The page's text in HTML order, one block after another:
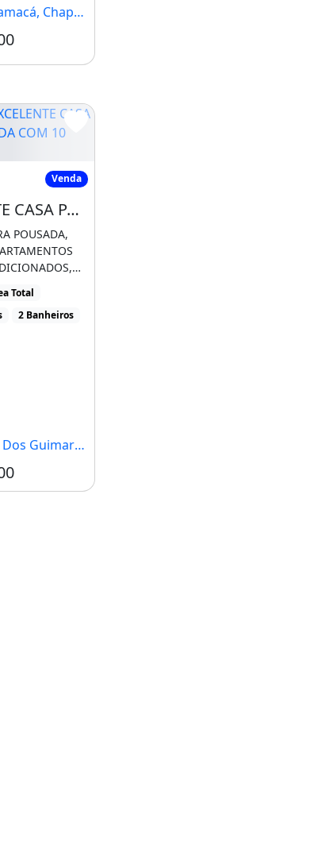
Dos Guimarães - MT
CHAPADA
CASA PARA POUSADA COM 10 SUITES
Venda
EXCELENTE CASA PARA POUSADA COM 10 SUITES NOVISSIM
POUSADA,
EM TODO O
[...]
Total
2 Banheiros
Guimarães, MT